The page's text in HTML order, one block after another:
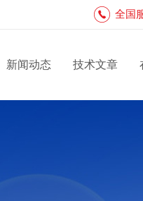
全国
新闻动态 技术文章